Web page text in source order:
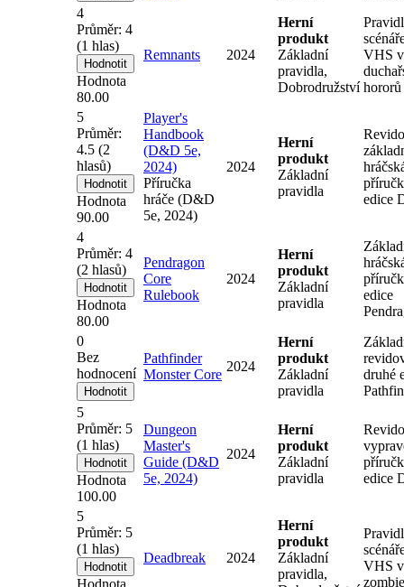
4
Průměr: 4
(1 hlas)
Hodnota
80.00
Remnants 2024
Herní
produkt
Základní
pravidla,
Dobrodružství
VHS
hororů
5
Průměr:
4.5 (2
hlasů)
Hodnota
90.00
Player's
Handbook
(D&D 5e,
2024)
Příručka
hráče (D&D
5e, 2024)
2024
Herní
produkt
Základní
pravidla
edice
4
Průměr: 4
(2 hlasů)
Hodnota
80.00
Pendragon
Core
Rulebook
2024
Herní
produkt
Základní
pravidla
edice
0
Bez
hodnocení
Pathfinder
Monster Core
2024
Herní
produkt
Základní
pravidla
druhé
5
Průměr: 5
(1 hlas)
Hodnota
100.00
Dungeon
Master's
Guide (D&D
5e, 2024)
2024
Herní
produkt
Základní
pravidla
edice
5
Průměr: 5
(1 hlas)
Hodnota
Deadbreak 2024
Herní
produkt
Základní
pravidla,
VHS